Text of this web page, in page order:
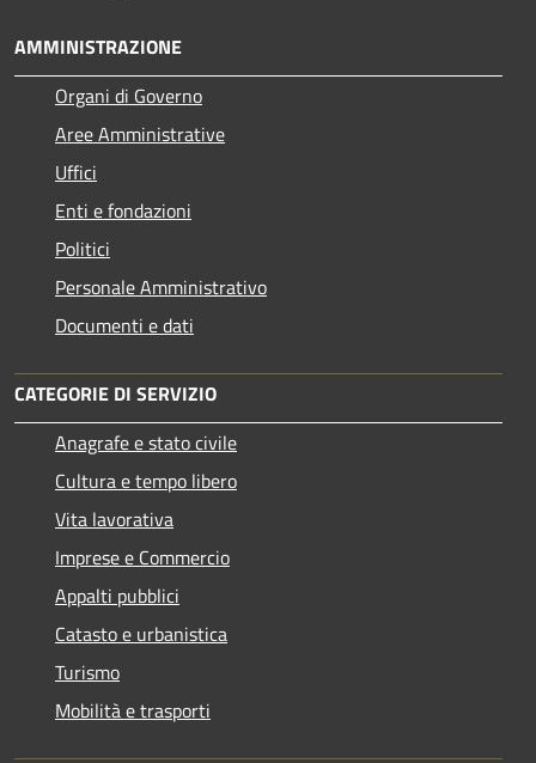
AMMINISTRAZIONE
Organi di Governo
Aree Amministrative
Uffici
Enti e fondazioni
Politici
Personale Amministrativo
Documenti e dati
CATEGORIE DI SERVIZIO
Anagrafe e stato civile
Cultura e tempo libero
Vita lavorativa
Imprese e Commercio
Appalti pubblici
Catasto e urbanistica
Turismo
Mobilità e trasporti